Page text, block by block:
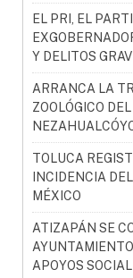
EL PRI, EL
Y DELITOS
ARRANCA LA
ZOOLÓGICO
TOLUCA
INCIDENCIA
MÉXICO
ATIZAPÁN SE
APOYOS